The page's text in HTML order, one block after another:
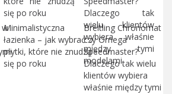
w
Minimalistyczna
łazienka – jak wybrać
płytki, które nie znudzą
się po roku
Breitling Chronomat
czy Omega
Speedmaster?
Dlaczego tak wielu
klientów wybiera
właśnie między tymi